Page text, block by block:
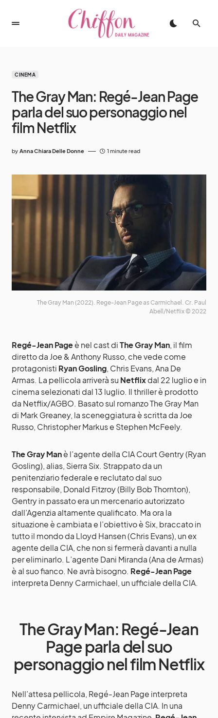
CINEMA
The Gray Man: Regé-Jean Page
parla del suo personaggio nel
film Netflix
by Anna Chiara Delle Donne 1 minute read
The Gray Man (2022). Rege-Jean Page as Carmichael. Cr. Paul
Abell/Netflix © 2022
Regé-Jean Pageè nel cast diThe Gray Man, il film
diretto da Joe & Anthony Russo, che vede come
protagonisti Ryan Gosling, Chris Evans, Ana De
Armas. La pellicola arriverà su Netflixdal 22 luglio e in
cinema selezionati dal 13 luglio. Il thriller è prodotto
da Netflix/AGBO. Basato sul romanzo The Gray Man
di Mark Greaney, la sceneggiatura è scritta da Joe
Russo, Christopher Markus e Stephen McFeely.
The Gray Manè l’agente della CIA Court Gentry (Ryan
Gosling), alias, Sierra Six. Strappato da un
penitenziario federale e reclutato dal suo
responsabile, Donald Fitzroy (Billy Bob Thornton),
Gentry in passato era un mercenario autorizzato
dall’Agenzia altamente qualificato. Ma ora la
situazione è cambiata e l’obiettivo è Six, braccato in
tutto il mondo da Lloyd Hansen (Chris Evans), un ex
agente della CIA, che non si fermerà davanti a nulla
per eliminarlo. L’agente Dani Miranda (Ana de Armas)
è al suo fianco. Ne avrà bisogno. Regé-Jean Page
interpreta Denny Carmichael, un ufficiale della CIA.
The Gray Man: Regé-Jean
Page parla del suo
personaggio nel film Netflix
Nell’attesa pellicola, Regé-Jean Page interpreta
Denny Carmichael, un ufficiale della CIA. In una